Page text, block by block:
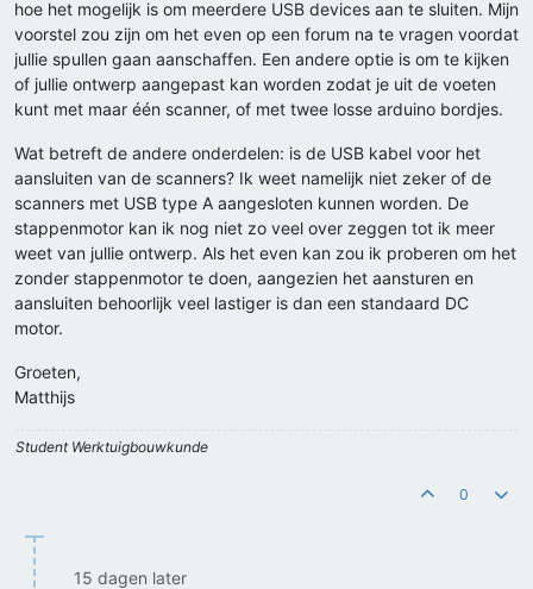
hoe het mogelijk is om meerdere USB devices aan te sluiten. Mijn
voorstel zou zijn om het even op een forum na te vragen voordat
jullie spullen gaan aanschaffen. Een andere optie is om te kijken
of jullie ontwerp aangepast kan worden zodat je uit de voeten
kunt met maar één scanner, of met twee losse arduino bordjes.
Wat betreft de andere onderdelen: is de USB kabel voor het
aansluiten van de scanners? Ik weet namelijk niet zeker of de
scanners met USB type A aangesloten kunnen worden. De
stappenmotor kan ik nog niet zo veel over zeggen tot ik meer
weet van jullie ontwerp. Als het even kan zou ik proberen om het
zonder stappenmotor te doen, aangezien het aansturen en
aansluiten behoorlijk veel lastiger is dan een standaard DC
motor.
Groeten,
Matthijs
Student Werktuigbouwkunde
0
15 dagen later